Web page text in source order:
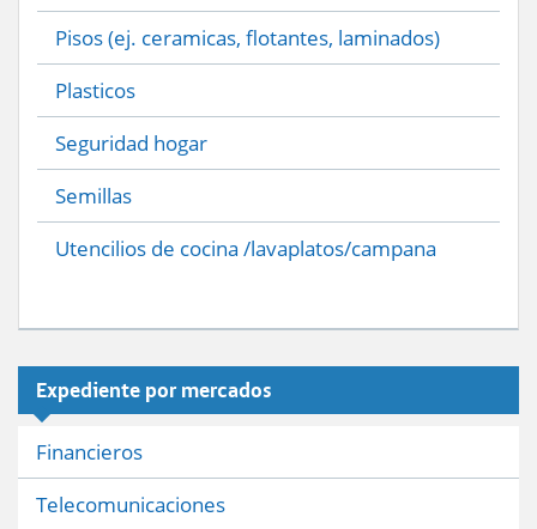
Pisos (ej. ceramicas, flotantes, laminados)
Plasticos
Seguridad hogar
Semillas
Utencilios de cocina /lavaplatos/campana
Expediente por mercados
Financieros
Telecomunicaciones